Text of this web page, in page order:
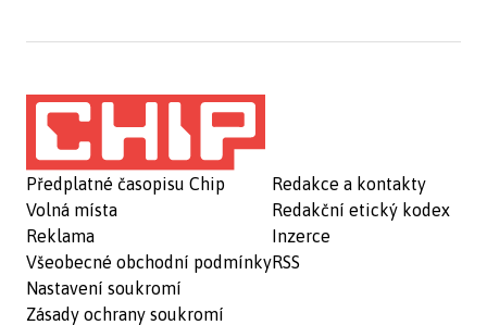
Předplatné časopisu Chip
Volná místa
Reklama
Všeobecné obchodní podmínky
Nastavení soukromí
Zásady ochrany soukromí
Redakce a kontakty
Redakční etický kodex
Inzerce
RSS